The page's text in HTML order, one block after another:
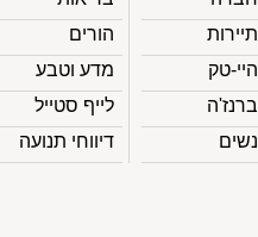
תיירות
היי-טק
ברנז'ה
נשים
הורים
מדע וטבע
לייף סטייל
דיווחי תנועה